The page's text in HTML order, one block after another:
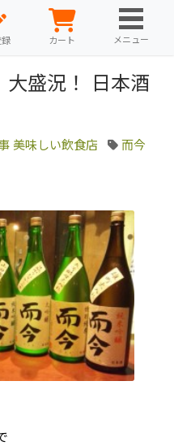
録 カート メニュー
大盛況！ 日本酒
美味しい飲食店 而今